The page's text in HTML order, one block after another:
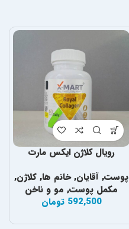
رویال کلاژن ایکس مارت
پوست, آقایان,خانم ها, کلاژن,
مکمل پوست, مو و ناخن
592,500 تومان